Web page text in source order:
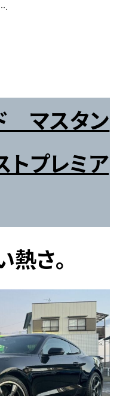
マスタン
トプレミア
さ。